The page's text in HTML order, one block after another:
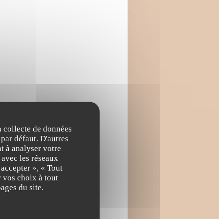
de données
défaut. D'autres
à analyser votre
les réseaux
», « Tout
vos choix à tout
du site.